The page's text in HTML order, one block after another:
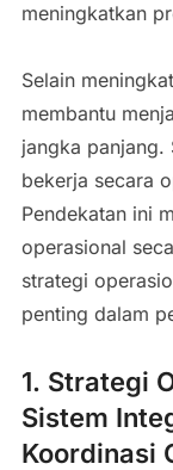
meningkatkan
Selain
membantu
jangka panjang.
bekerja secara
Pendekatan ini
operasional
strategi
penting dalam
1. Strategi
Sistem
Koordinasi